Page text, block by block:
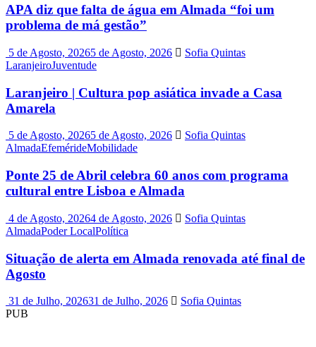
APA diz que falta de água em Almada “foi um
problema de má gestão”
5 de Agosto, 20265 de Agosto, 2026
Sofia Quintas
LaranjeiroJuventude
Laranjeiro | Cultura pop asiática invade a Casa
Amarela
5 de Agosto, 20265 de Agosto, 2026
Sofia Quintas
AlmadaEfemérideMobilidade
Ponte 25 de Abril celebra 60 anos com programa
cultural entre Lisboa e Almada
4 de Agosto, 20264 de Agosto, 2026
Sofia Quintas
AlmadaPoder LocalPolítica
Situação de alerta em Almada renovada até final de
Agosto
31 de Julho, 202631 de Julho, 2026
Sofia Quintas
PUB